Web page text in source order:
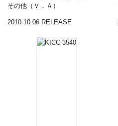
その他（Ｖ．Ａ）
2010.10.06 RELEASE